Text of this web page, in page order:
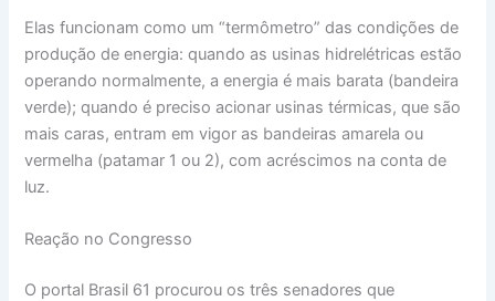
Elas funcionam como um “termômetro” das condições de
produção de energia: quando as usinas hidrelétricas estão
operando normalmente, a energia é mais barata (bandeira
verde); quando é preciso acionar usinas térmicas, que são
mais caras, entram em vigor as bandeiras amarela ou
vermelha (patamar 1 ou 2), com acréscimos na conta de
luz.
Reação no Congresso
O portal Brasil 61 procurou os três senadores que